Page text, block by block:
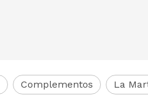
Complementos La